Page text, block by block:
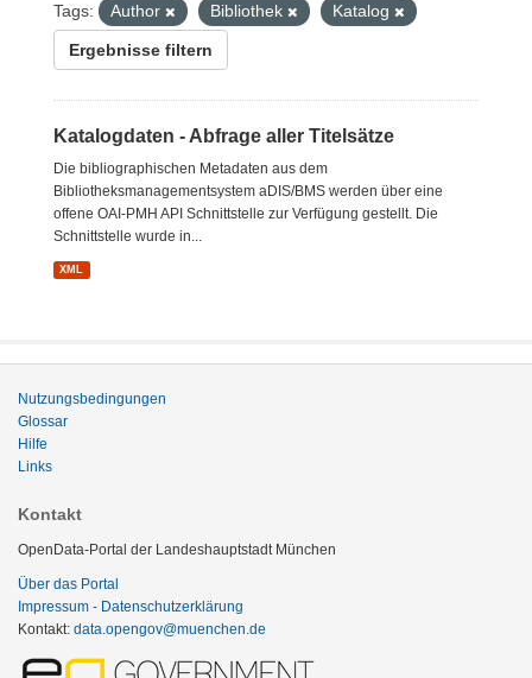
Tags: Author Bibliothek Katalog
Ergebnisse filtern
Katalogdaten - Abfrage aller Titelsätze
Die bibliographischen Metadaten aus dem
Bibliotheksmanagementsystem aDIS/BMS werden über eine
offene OAI-PMH API Schnittstelle zur Verfügung gestellt. Die
Schnittstelle wurde in...
XML
Nutzungsbedingungen
Glossar
Hilfe
Links
Kontakt
OpenData-Portal der Landeshauptstadt München
Über das Portal
Impressum - Datenschutzerklärung
Kontakt: data.opengov@muenchen.de